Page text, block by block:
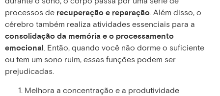
processos de recuperação e reparação. Além disso, o
cérebro também realiza atividades essenciais para a
consolidação da memória e o processamento
emocional. Então, quando você não dorme o suficiente
ou tem um sono ruim, essas funções podem ser
prejudicadas.
Melhora a concentração e a produtividade